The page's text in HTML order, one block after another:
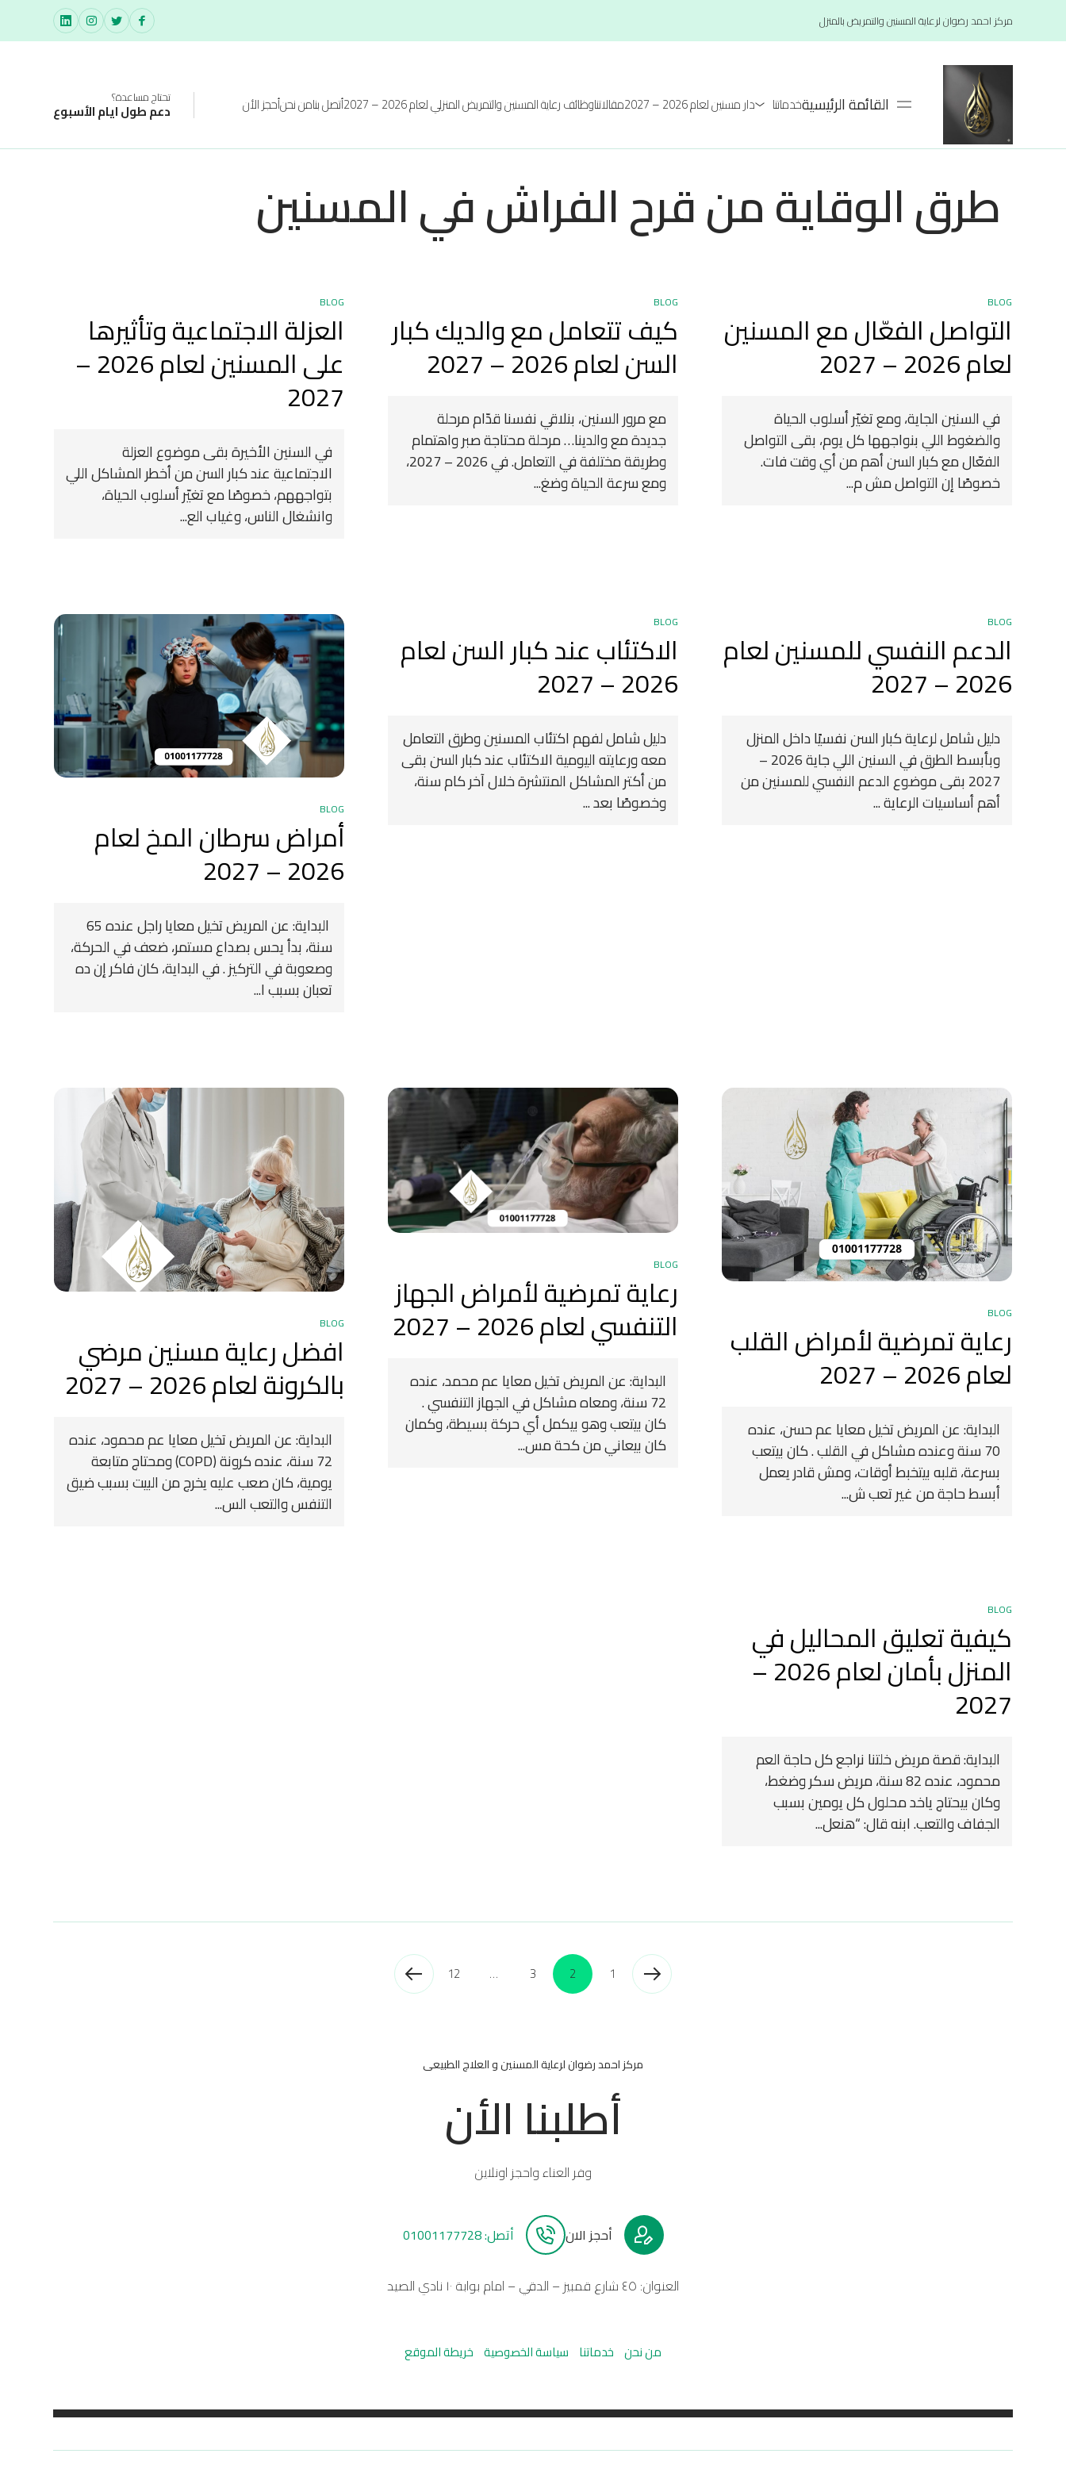
مركز احمد رضوان لرعاية المسنين والتمريض بالمنزل
القائمة الرئيسيةخدماتنا دار مسنين لعام 2026 – 2027 مقالاتناوظائف رعاية المسنين والتمريض المنزلي لعام 2026 – 2027 أتصل بنامن نحنأحجز الأن تحتاج مساعدة؟
دعم طول ايام الأسبوع
طرق الوقاية من قرح الفراش في المسنين
BLOG
التواصل الفعّال مع المسنين
لعام 2026 – 2027
في السنين الجاية، ومع تغيّر أسلوب الحياة
والضغوط اللي بنواجهها كل يوم، بقى التواصل
الفعّال مع كبار السن أهم من أي وقت فات.
خصوصًا إن التواصل مش م...
BLOG
كيف تتعامل مع والديك كبار
السن لعام 2026 – 2027
مع مرور السنين، بنلاقي نفسنا قدّام مرحلة
جديدة مع والدينا… مرحلة محتاجة صبر واهتمام
وطريقة مختلفة في التعامل. في 2026 – 2027،
ومع سرعة الحياة وضغ...
BLOG
العزلة الاجتماعية وتأثيرها
على المسنين لعام 2026 –
2027
في السنين الأخيرة بقى موضوع العزلة
الاجتماعية عند كبار السن من أخطر المشاكل اللي
بتواجههم، خصوصًا مع تغيّر أسلوب الحياة،
وانشغال الناس، وغياب الع...
BLOG
الدعم النفسي للمسنين لعام
2026 – 2027
دليل شامل لرعاية كبار السن نفسيًا داخل المنزل
وبأبسط الطرق في السنين اللي جاية 2026 –
2027 بقى موضوع الدعم النفسي للمسنين من
أهم أساسيات الرعاية ...
BLOG
الاكتئاب عند كبار السن لعام
2026 – 2027
دليل شامل لفهم اكتئاب المسنين وطرق التعامل
معه ورعايته اليومية الاكتئاب عند كبار السن بقى
من أكتر المشاكل المنتشرة خلال آخر كام سنة،
وخصوصًا بعد ...
BLOG
أمراض سرطان المخ لعام
2026 – 2027
‍ البداية: عن المريض تخيل معايا راجل عنده 65
سنة، بدأ يحس بصداع مستمر، ضعف في الحركة،
وصعوبة في التركيز . في البداية، كان فاكر إن ده
تعبان بسبب ا...
BLOG
رعاية تمرضية لأمراض القلب
لعام 2026 – 2027
البداية: عن المريض تخيل معايا عم حسن، عنده
70 سنة وعنده مشاكل في القلب . كان بيتعب
بسرعة، قلبه بيتخبط أوقات، ومش قادر يعمل
أبسط حاجة من غير تعب ش...
BLOG
رعاية تمرضية لأمراض الجهاز
التنفسي لعام 2026 – 2027
البداية: عن المريض تخيل معايا عم محمد، عنده
72 سنة، ومعاه مشاكل في الجهاز التنفسي .
كان بيتعب وهو بيكمل أي حركة بسيطة، وكمان
كان بيعاني من كحة مس...
BLOG
افضل رعاية مسنين مرضي
بالكرونة لعام 2026 – 2027
البداية: عن المريض تخيل معايا عم محمود، عنده
72 سنة، عنده كرونة (COPD) ومحتاج متابعة
يومية، كان صعب عليه يخرج من البيت بسبب ضيق
التنفس والتعب الس...
BLOG
كيفية تعليق المحاليل في
المنزل بأمان لعام 2026 –
2027
البداية: قصة مريض خلتنا نراجع كل حاجة العم
محمود، عنده 82 سنة، مريض سكر وضغط،
وكان بيحتاج ياخد محلول كل يومين بسبب
الجفاف والتعب. ابنه قال: “هنعل...
1
2
3
…
12
مركز احمد رضوان لرعاية المسنين و العلاج الطبيعى
أطلبنا الأن
وفر العناء واحجز اونلاين
أحجز الان أتصل: 01001177728
العنوان: ٤٥ شارع قمبيز – الدقي – امام بوابة ١٠ نادي الصيد
من نحن خدماتنا سياسة الخصوصية خريطة الموقع